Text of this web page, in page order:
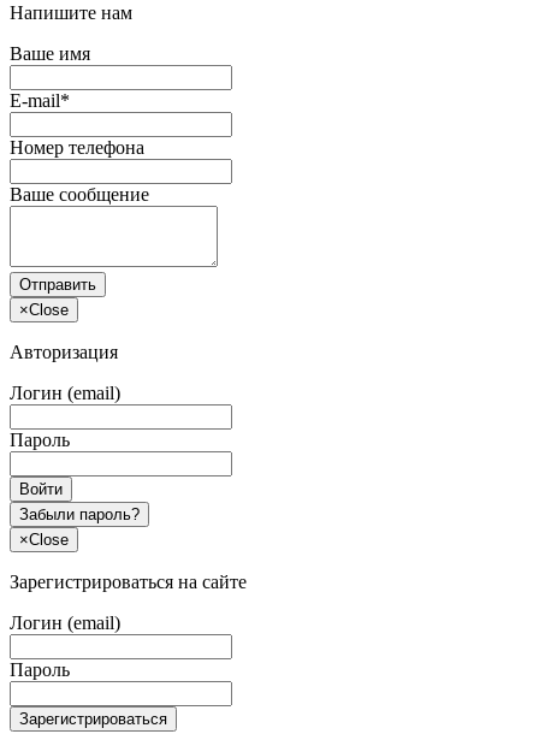
Напишите нам
Ваше имя
E-mail*
Номер телефона
Ваше сообщение
Отправить
×Close
Авторизация
Логин (email)
Пароль
Войти
Забыли пароль?
×Close
Зарегистрироваться на сайте
Логин (email)
Пароль
Зарегистрироваться